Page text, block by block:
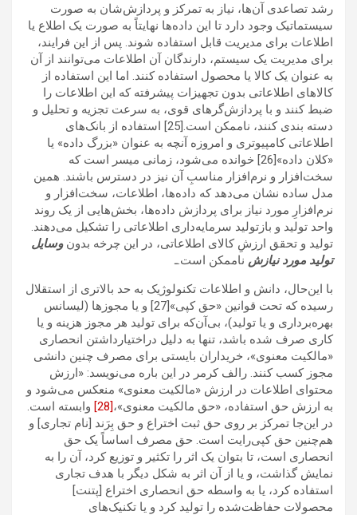
رشد تصاعدی آن‌ها، نیاز به تمرکز و پردازش‌شان به صورت
سیستماتیک وجود دارد تا این داده‌ها نهایتاً به صورت یک اطلاع یا
اطلاعات برای مدیریت قابل استفاده شوند. پس از این فرایند،
برای مدیریت یک سیستم، دارندگان آن اطلاعات می‌توانند از آن
به عنوان یک کالا یا محصول استفاده کنند. اما این استفاده از
کالاهای اطلاعاتی بدون تجهیزات پیشرفته که این اطلاعات را
ضبط کنند و با پردازش‌گرهای قوی، به سرعت تجزیه و تحلیل و
دسته بندی کنند، ناممکن است.[25] استفاده از بانک‌های
اطلاعاتی کامپیوتری و امروزه آنچه به عنوان «بزرگ داده» یا
«کلان داده»[26] خوانده می‌شود، زمانی میسر است که
سخت‌افزار و نرم‌افزار مناسبِ آن نیز در دسترس باشند. همین
مدل ساده نشان می‌دهد که داده‌ها، اطلاعات، سخت‌افزار و
نرم‌افزارِ مورد نیاز برای پردازش داده‌ها، بخش‌هایی از یک روند
واحد تولید و بازتولید سرمایه‌داری اطلاعاتی را تشکیل می‌دهند.
تولید و تحقق ارزشِ کالای اطلاعاتی، در این چرخه بدونوسایل
تولید مورد نیازش ناممکن است.ـ
با این‌حال، دانش و اطلاعات تکنولوژیک به حد بالاتری از استقلال
رسیده که تحت قوانین «حق کپی»[27] و یا مجوزها (لیسانس
بهره‌برداری و یا تولید)، بی‌آن‌که برای تولید هر مجوز هزینه و یا
کاری صرف شده باشد، تنها به دلیل دراختیارداشتن انحصاری
«مالکیت معنوی»، خریداران بایستی برای مصرف چنین دانشی
مجوز کسب کنند. رالف کرمر در این باره می‌نویسد: «ارزش
محتوای اطلاعات در ارزش «مالکیت معنوی» منعکس می‌شود و
به ارزش حق استفاده، «حق مالکیت معنوی»،[28]
وابسته است.
در این‌جا تمرکز بر روی حق ثبت اختراع و حق بِرَند [نام تجاری] و
هم‌چنین حق کپی‌رایت است. حق مصرف اساساً یک حق
انحصاری است، تا بتوان یک اثر را تکثیر و توزیع کرد، آن را به
نمایش گذاشت، و یا از آن اثر به شکل دیگر با هدف تجاری
استفاده کرد، یا به واسطه حق انحصاری اختراع [پتنت]
محصولات حفاظت‌شده را تولید کرد و یا تکنیک‌های